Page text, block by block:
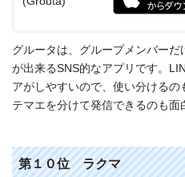
グルータは、グループメンバー
が出来るSNS的なアプリです。
アがしやすいので、使い分ける
テマエを分けて発信できるのも面
第１０位 ラクマ